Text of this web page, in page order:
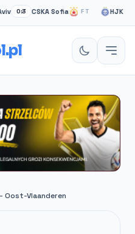
0:3 CSKA Sofia FT HJK
Oost-Vlaanderen